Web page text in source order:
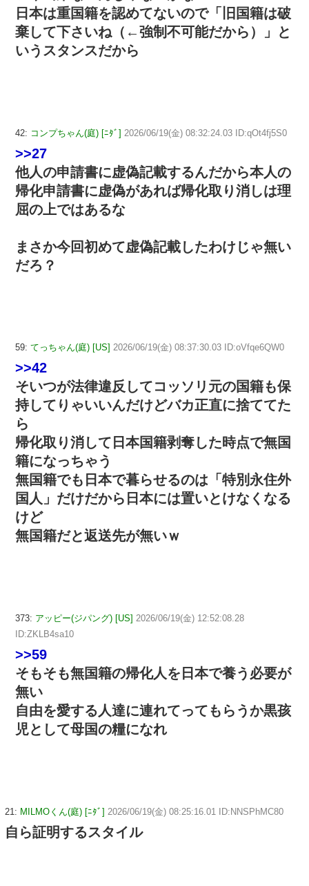
日本は重国籍を認めてないので「旧国籍は破
棄して下さいね（←強制不可能だから）」と
いうスタンスだから
42: コンプちゃん(庭) [ﾆﾀﾞ] 2026/06/19(金) 08:32:24.03 ID:qOt4fj5S0
>>27
他人の申請書に虚偽記載するんだから本人の
帰化申請書に虚偽があれば帰化取り消しは理
屈の上ではあるな
まさか今回初めて虚偽記載したわけじゃ無い
だろ？
59: てっちゃん(庭) [US] 2026/06/19(金) 08:37:30.03 ID:oVfqe6QW0
>>42
そいつが法律違反してコッソリ元の国籍も保
持してりゃいいんだけどバカ正直に捨ててた
ら
帰化取り消して日本国籍剥奪した時点で無国
籍になっちゃう
無国籍でも日本で暮らせるのは「特別永住外
国人」だけだから日本には置いとけなくなる
けど
無国籍だと返送先が無いｗ
373: アッピー(ジパング) [US] 2026/06/19(金) 12:52:08.28
ID:ZKLB4sa10
>>59
そもそも無国籍の帰化人を日本で養う必要が
無い
自由を愛する人達に連れてってもらうか黒孩
児として母国の糧になれ
21: MILMOくん(庭) [ﾆﾀﾞ] 2026/06/19(金) 08:25:16.01 ID:NNSPhMC80
自ら証明するスタイル